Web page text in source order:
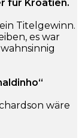
für Kroatien.
Titelgewinn.
es war
wäre